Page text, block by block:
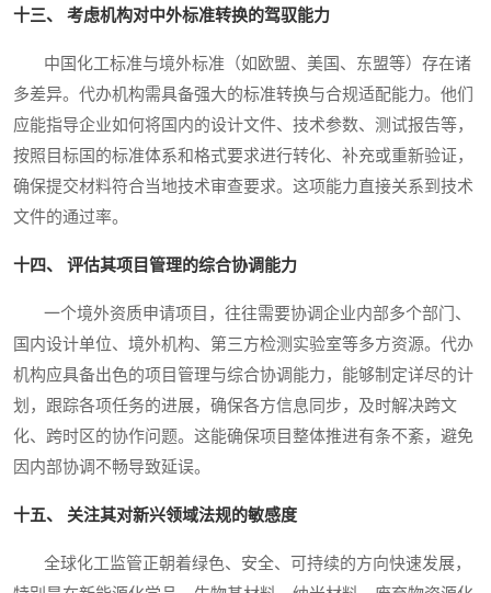
十三、 考虑机构对中外标准转换的驾驭能力
中国化工标准与境外标准（如欧盟、美国、东盟等）存在诸
多差异。代办机构需具备强大的标准转换与合规适配能力。他们
应能指导企业如何将国内的设计文件、技术参数、测试报告等，
按照目标国的标准体系和格式要求进行转化、补充或重新验证，
确保提交材料符合当地技术审查要求。这项能力直接关系到技术
文件的通过率。
十四、 评估其项目管理的综合协调能力
一个境外资质申请项目，往往需要协调企业内部多个部门、
国内设计单位、境外机构、第三方检测实验室等多方资源。代办
机构应具备出色的项目管理与综合协调能力，能够制定详尽的计
划，跟踪各项任务的进展，确保各方信息同步，及时解决跨文
化、跨时区的协作问题。这能确保项目整体推进有条不紊，避免
因内部协调不畅导致延误。
十五、 关注其对新兴领域法规的敏感度
全球化工监管正朝着绿色、安全、可持续的方向快速发展，